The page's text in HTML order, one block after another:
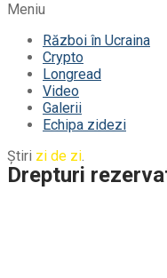
Meniu
Război în Ucraina
Crypto
Longread
Video
Galerii
Echipa zidezi
Știri zi de zi.
Drepturi